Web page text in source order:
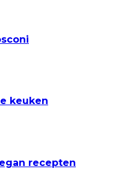
keuken
recepten